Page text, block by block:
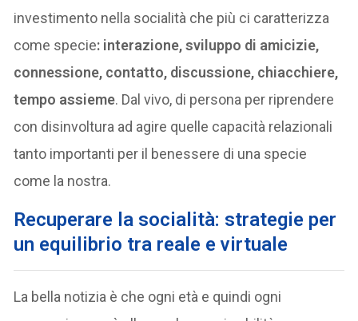
investimento nella socialità che più ci caratterizza
come specie: interazione, sviluppo di amicizie,
connessione, contatto, discussione, chiacchiere,
tempo assieme. Dal vivo, di persona per riprendere
con disinvoltura ad agire quelle capacità relazionali
tanto importanti per il benessere di una specie
come la nostra.
Recuperare la socialità: strategie per
un equilibrio tra reale e virtuale
La bella notizia è che ogni età e quindi ogni